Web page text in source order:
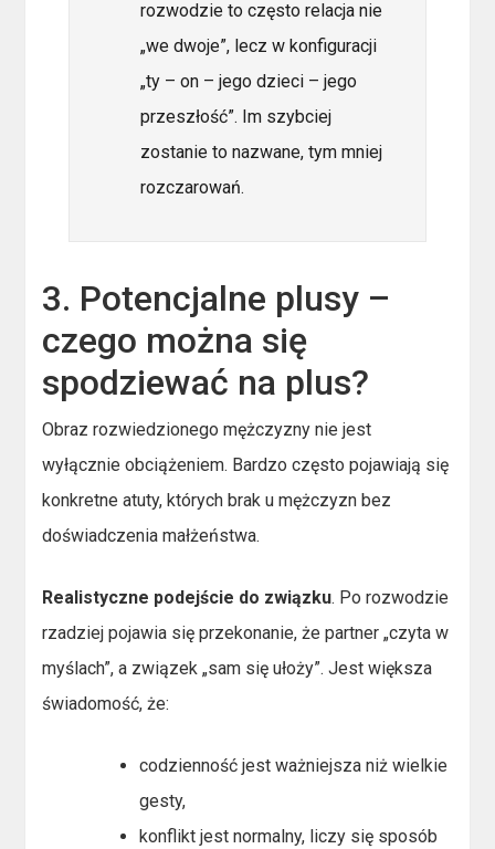
rozwodzie to często relacja nie
„we dwoje”, lecz w konfiguracji
„ty – on – jego dzieci – jego
przeszłość”. Im szybciej
zostanie to nazwane, tym mniej
rozczarowań.
3. Potencjalne plusy –
czego można się
spodziewać na plus?
Obraz rozwiedzionego mężczyzny nie jest
wyłącznie obciążeniem. Bardzo często pojawiają się
konkretne atuty, których brak u mężczyzn bez
doświadczenia małżeństwa.
Realistyczne podejście do związku. Po rozwodzie
rzadziej pojawia się przekonanie, że partner „czyta w
myślach”, a związek „sam się ułoży”. Jest większa
świadomość, że:
codzienność jest ważniejsza niż wielkie
gesty,
konflikt jest normalny, liczy się sposób